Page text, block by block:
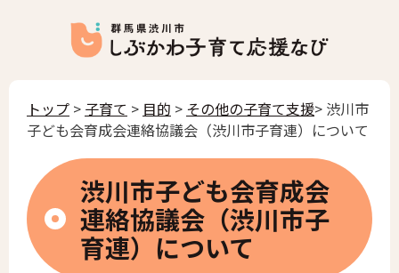
トップ > 子育て > 目的 > その他の子育て支援> 渋川市
子ども会育成会連絡協議会（渋川市子育連）について
渋川市子ども会育成会
連絡協議会（渋川市子
育連）について